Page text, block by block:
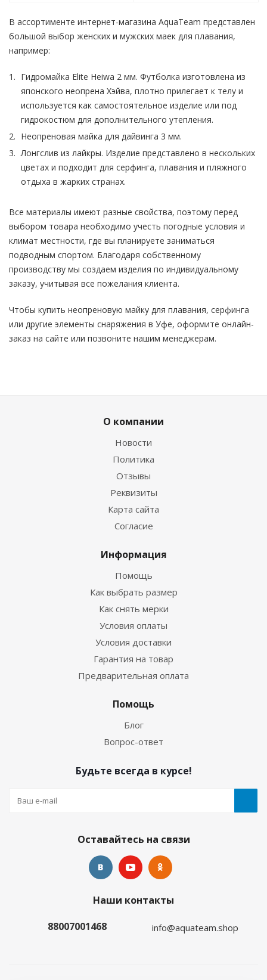
В ассортименте интернет-магазина AquaTeam представлен
большой выбор женских и мужских маек для плавания,
например:
Гидромайка Elite Heiwa 2 мм. Футболка изготовлена из
японского неопрена Хэйва, плотно прилегает к телу и
используется как самостоятельное изделие или под
гидрокостюм для дополнительного утепления.
Неопреновая майка для дайвинга 3 мм.
Лонгслив из лайкры. Изделие представлено в нескольких
цветах и подходит для серфинга, плавания и пляжного
отдыха в жарких странах.
Все материалы имеют разные свойства, поэтому перед
выбором товара необходимо учесть погодные условия и
климат местности, где вы планируете заниматься
подводным спортом. Благодаря собственному
производству мы создаем изделия по индивидуальному
заказу, учитывая все пожелания клиента.
Чтобы купить неопреновую майку для плавания, серфинга
или другие элементы снаряжения в Уфе, оформите онлайн-
заказ на сайте или позвоните нашим менеджерам.
О компании
Новости
Политика
Отзывы
Реквизиты
Карта сайта
Согласие
Информация
Помощь
Как выбрать размер
Как снять мерки
Условия оплаты
Условия доставки
Гарантия на товар
Предварительная оплата
Помощь
Блог
Вопрос-ответ
Будьте всегда в курсе!
Оставайтесь на связи
Наши контакты
88007001468
info@aquateam.shop